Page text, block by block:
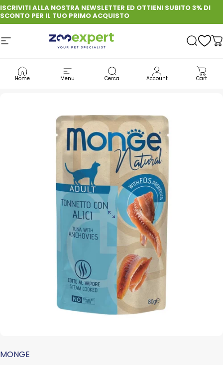
Vai direttamente ai contenuti
ISCRIVITI ALLA NOSTRA NEWSLETTER ED OTTIENI SUBITO 3% DI
SCONTO PER IL TUO PRIMO ACQUISTO
Navigazione del sito
zooexpert Cerca
Home Menu Cerca Account Cart
GATTO CIBO PER GATTI
CIBO UMIDO GATTI
MONGE GATTO NATURAL TONNO CON ALICI DA 80 GR IN BUSTA
MONGE